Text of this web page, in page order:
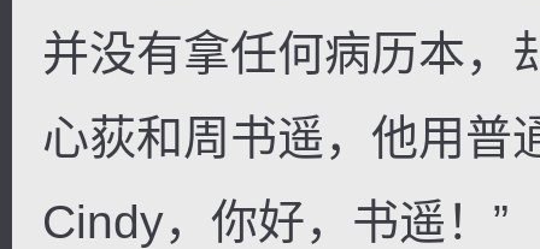
并没有拿任何病历本，
心荻和周书遥，他用普
Cindy，你好，书遥！”